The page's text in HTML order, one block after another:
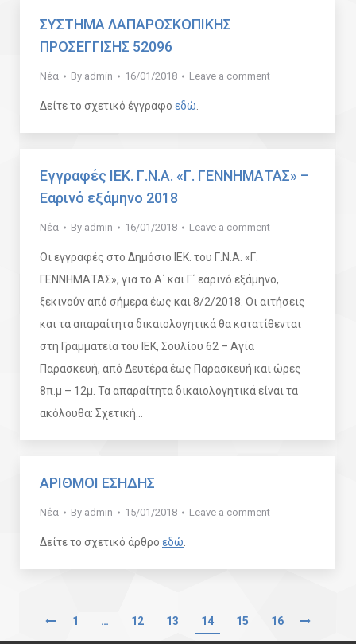
ΣΥΣΤΗΜΑ ΛΑΠΑΡΟΣΚΟΠΙΚΗΣ
ΠΡΟΣΕΓΓΙΣΗΣ 52096
Νέα By admin 16/01/2018 Leave a comment
Δείτε το σχετικό έγγραφο εδώ
Εγγραφές ΙΕΚ. Γ.Ν.Α. «Γ. ΓΕΝΝΗΜΑΤΑΣ» –
Εαρινό εξάμηνο 2018
Νέα By admin 16/01/2018 Leave a comment
Οι εγγραφές στο Δημόσιο ΙΕΚ. του Γ.Ν.Α. «Γ.
ΓΕΝΝΗΜΑΤΑΣ», για το Α΄ και Γ΄ εαρινό εξάμηνο,
ξεκινούν από σήμερα έως και 8/2/2018. Οι αιτήσεις
και τα απαραίτητα δικαιολογητικά θα κατατίθενται
στη Γραμματεία του ΙΕΚ, Σουλίου 62 – Αγία
Παρασκευή, από Δευτέρα έως Παρασκευή και ώρες
8π.μ – 12μ. Τα απαραίτητα δικαιολογητικά είναι τα
ακόλουθα: Σχετική…
ΑΡΙΘΜΟΙ ΕΣΗΔΗΣ
Νέα By admin 15/01/2018 Leave a comment
Δείτε το σχετικό άρθρο εδώ
1 … 12 13 14 15 16